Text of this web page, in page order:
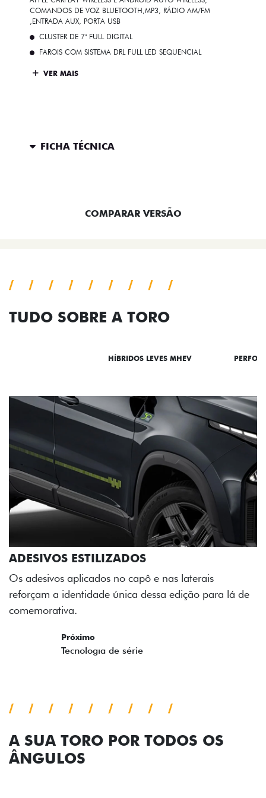
COMANDOS DE VOZ BLUETOOTH,MP3, RÁDIO AM/FM
,ENTRADA AUX, PORTA USB
CLUSTER DE 7" FULL DIGITAL
FAROIS COM SISTEMA DRL FULL LED SEQUENCIAL
VER MAIS
FICHA TÉCNICA
COMPARAR VERSÃO
TUDO SOBRE A TORO
HÍBRIDOS LEVES MHEV
ADESIVOS ESTILIZADOS
Os adesivos aplicados no capô e nas laterais
reforçam a identidade única dessa edição para lá de
comemorativa.
Próximo
Tecnologia de série
A SUA TORO POR TODOS OS
ÂNGULOS